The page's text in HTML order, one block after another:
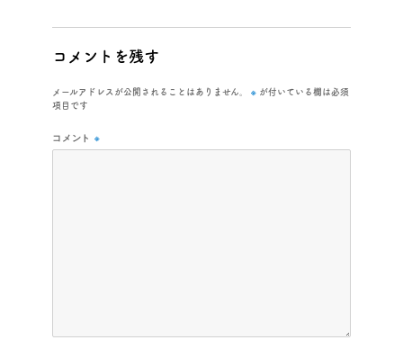
コメントを残す
メールアドレスが公開されることはありません。 ※ が付いている欄は必須
項目です
コメント ※